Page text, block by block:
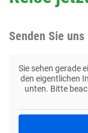
Senden Sie
Sie sehen gerade
den eigentlichen
unten. Bitte